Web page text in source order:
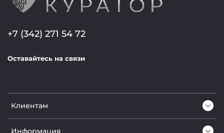
Клиентам
Информация
+7 (342) 271 54 72
Оставайтесь на связи